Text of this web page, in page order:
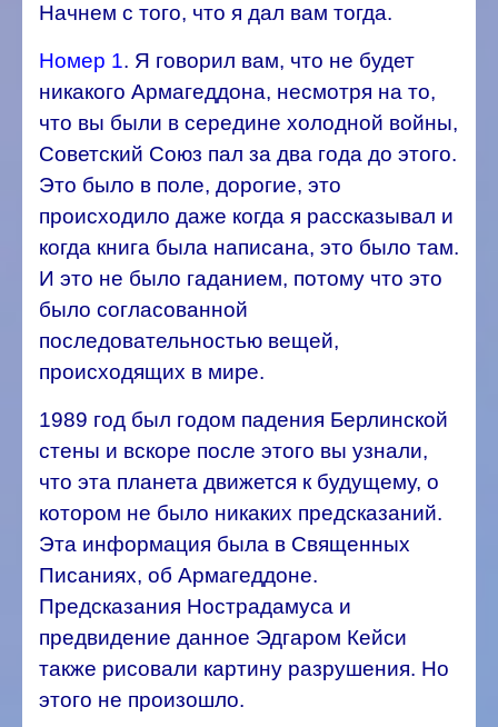
Начнем с того, что я дал вам тогда.
Номер 1. Я говорил вам, что не будет
никакого Армагеддона, несмотря на то,
что вы были в середине холодной войны,
Советский Союз пал за два года до этого.
Это было в поле, дорогие, это
происходило даже когда я рассказывал и
когда книга была написана, это было там.
И это не было гаданием, потому что это
было согласованной
последовательностью вещей,
происходящих в мире.
1989 год был годом падения Берлинской
стены и вскоре после этого вы узнали,
что эта планета движется к будущему, о
котором не было никаких предсказаний.
Эта информация была в Священных
Писаниях, об Армагеддоне.
Предсказания Нострадамуса и
предвидение данное Эдгаром Кейси
также рисовали картину разрушения. Но
этого не произошло.